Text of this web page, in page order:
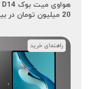
20 میلیون تومان در بین رقبا
راهنمای خرید